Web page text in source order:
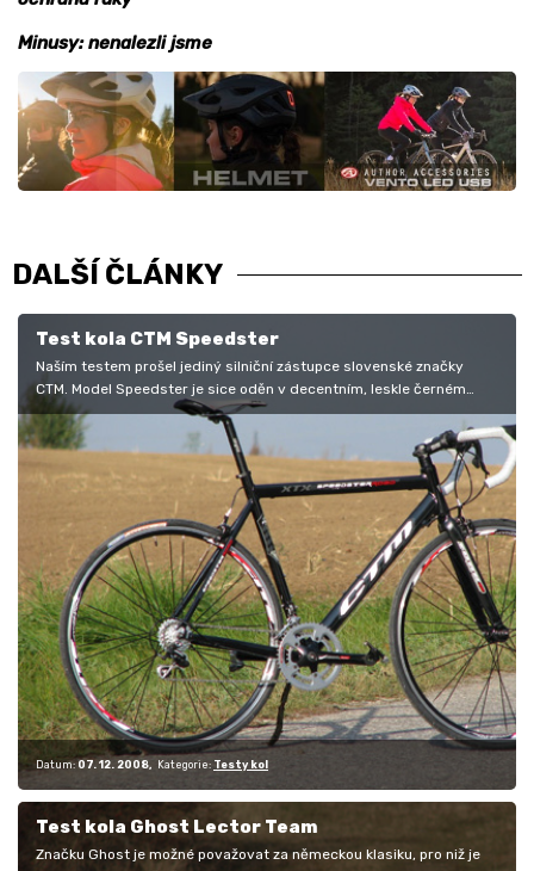
Minusy: nenalezli jsme
DALŠÍ ČLÁNKY
Test kola CTM Speedster
Naším testem prošel jediný silniční zástupce slovenské značky
CTM. Model Speedster je sice oděn v decentním, leskle černém
hávu, ale i přes…
Datum: 07. 12. 2008 Kategorie: Testy kol
Test kola Ghost Lector Team
Značku Ghost je možné považovat za německou klasiku, pro niž je